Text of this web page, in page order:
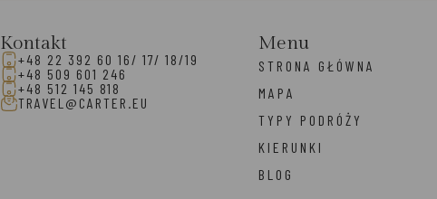
Kontakt
+48 22 392 60 16/ 17/ 18/19
+48 509 601 246
+48 512 145 818
TRAVEL@CARTER.EU
Menu
STRONA GŁÓWNA
MAPA
TYPY PODRÓŻY
KIERUNKI
BLOG